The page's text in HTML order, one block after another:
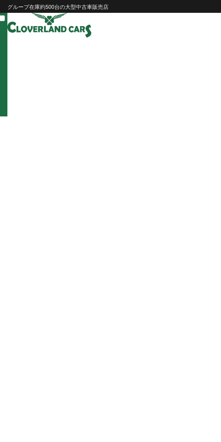
Skip
to
content
グループ在庫約500台の大型中古車販売店